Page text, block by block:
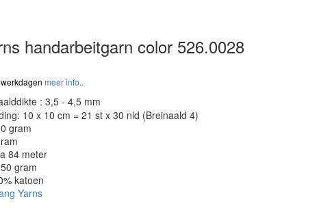
handarbeitgarn color 526.0028
meer info..
: 3,5 - 4,5 mm
10 x 10 cm = 21 st x 30 nld (Breinaald 4)
gram
84 meter
gram
katoen
Yarns